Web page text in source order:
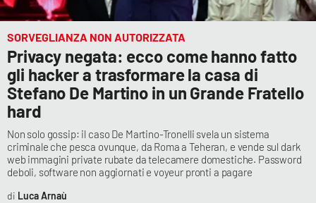
SORVEGLIANZA NON AUTORIZZATA
Privacy negata: ecco come hanno fatto
gli hacker a trasformare la casa di
Stefano De Martino in un Grande Fratello
hard
Non solo gossip: il caso De Martino-Tronelli svela un sistema
criminale che pesca ovunque, da Roma a Teheran, e vende sul dark
web immagini private rubate da telecamere domestiche. Password
deboli, software non aggiornati e voyeur pronti a pagare
Luca Arnaù